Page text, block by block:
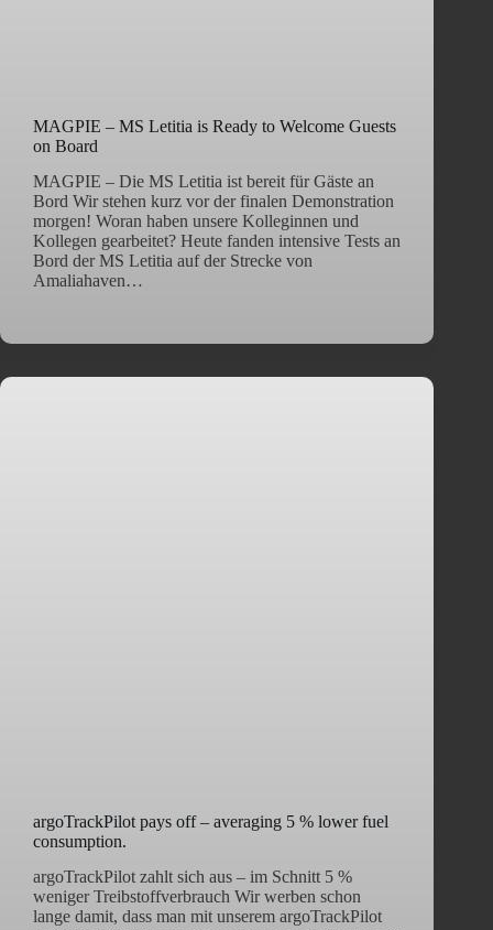
MAGPIE – MS Letitia is Ready to Welcome Guests
on Board
MAGPIE – Die MS Letitia ist bereit für Gäste an
Bord Wir stehen kurz vor der finalen Demonstration
morgen! Woran haben unsere Kolleginnen und
Kollegen gearbeitet? Heute fanden intensive Tests an
Bord der MS Letitia auf der Strecke von
Amaliahaven…
argoTrackPilot pays off – averaging 5 % lower fuel
consumption.
argoTrackPilot zahlt sich aus – im Schnitt 5 %
weniger Treibstoffverbrauch Wir werben schon
lange damit, dass man mit unserem argoTrackPilot